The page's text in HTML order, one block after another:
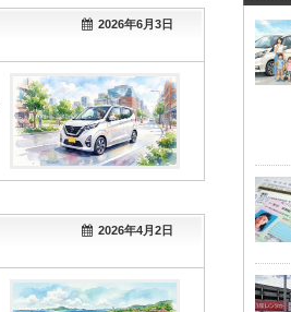
2026年6月3日
2026年4月2日